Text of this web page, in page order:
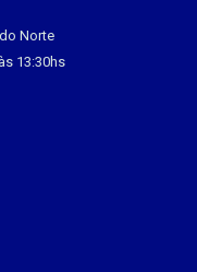
Norte
13:30hs